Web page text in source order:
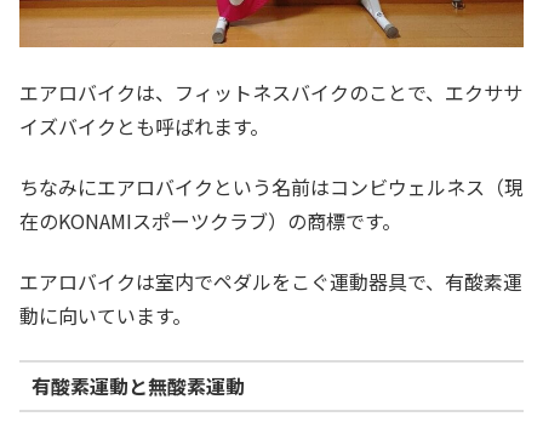
エアロバイクは、フィットネスバイクのことで、エクササ
イズバイクとも呼ばれます。
ちなみにエアロバイクという名前はコンビウェルネス（現
在のKONAMIスポーツクラブ）の商標です。
エアロバイクは室内でペダルをこぐ運動器具で、有酸素運
動に向いています。
有酸素運動と無酸素運動